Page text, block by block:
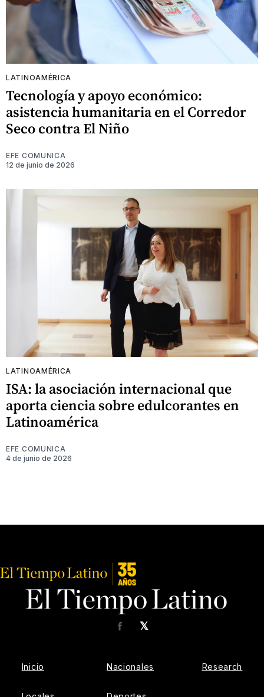
LATINOAMÉRICA
Tecnología y apoyo económico:
asistencia humanitaria en el Corredor
Seco contra El Niño
EFE COMUNICA
12 de junio de 2026
LATINOAMÉRICA
ISA: la asociación internacional que
aporta ciencia sobre edulcorantes en
Latinoamérica
EFE COMUNICA
4 de junio de 2026
𝕏
Facebook
Inicio Nacionales Research